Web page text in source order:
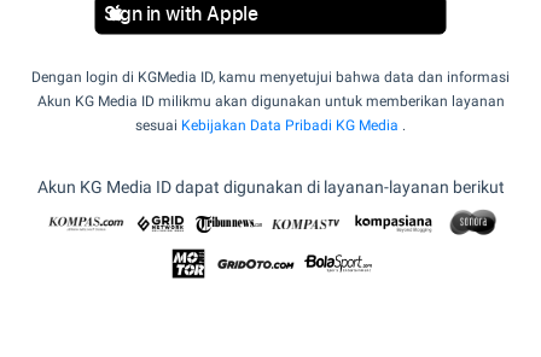
Sign in with Apple
Dengan login di KGMedia ID, kamu menyetujui bahwa data dan informasi
Akun KG Media ID milikmu akan digunakan untuk memberikan layanan
sesuai Kebijakan Data Pribadi KG Media .
Akun KG Media ID dapat digunakan di layanan-layanan berikut